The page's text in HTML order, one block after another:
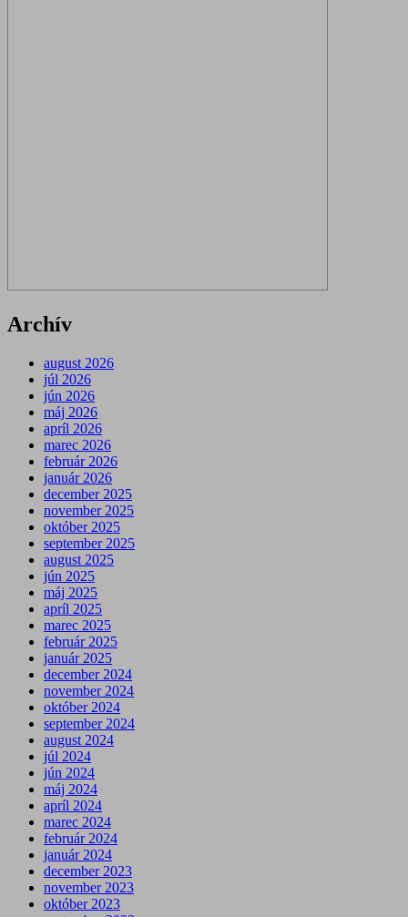
Archív
august 2026
júl 2026
jún 2026
máj 2026
apríl 2026
marec 2026
február 2026
január 2026
december 2025
november 2025
október 2025
september 2025
august 2025
jún 2025
máj 2025
apríl 2025
marec 2025
február 2025
január 2025
december 2024
november 2024
október 2024
september 2024
august 2024
júl 2024
jún 2024
máj 2024
apríl 2024
marec 2024
február 2024
január 2024
december 2023
november 2023
október 2023